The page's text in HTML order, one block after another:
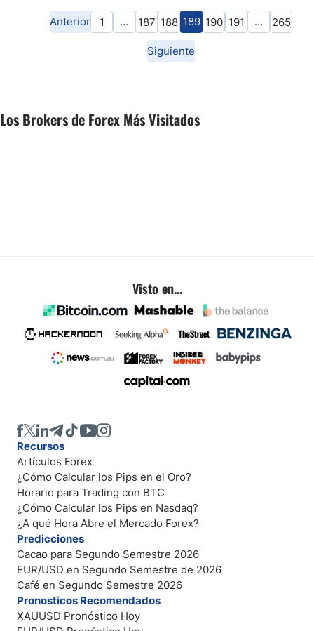
Anterior 1 … 187 188 189 190 191 … 265
Siguiente
Los Brokers de Forex Más Visitados
Visto en...
Recursos
Artículos Forex
¿Cómo Calcular los Pips en el Oro?
Horario para Trading con BTC
¿Cómo Calcular los Pips en Nasdaq?
¿A qué Hora Abre el Mercado Forex?
Predicciones
Cacao para Segundo Semestre 2026
EUR/USD en Segundo Semestre de 2026
Café en Segundo Semestre 2026
Pronosticos Recomendados
XAUUSD Pronóstico Hoy